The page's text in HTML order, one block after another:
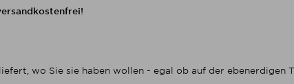
wo Sie sie haben wollen - egal ob auf der ebenerdigen